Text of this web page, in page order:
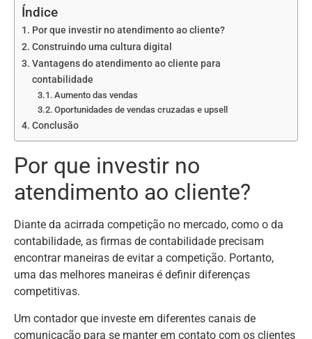
Índice
Por que investir no atendimento ao cliente?
Construindo uma cultura digital
Vantagens do atendimento ao cliente para
contabilidade
Aumento das vendas
Oportunidades de vendas cruzadas e upsell
Conclusão
Por que investir no
atendimento ao cliente?
Diante da acirrada competição no mercado, como o da
contabilidade, as firmas de contabilidade precisam
encontrar maneiras de evitar a competição. Portanto,
uma das melhores maneiras é definir diferenças
competitivas.
Um contador que investe em diferentes canais de
comunicação para se manter em contato com os clientes